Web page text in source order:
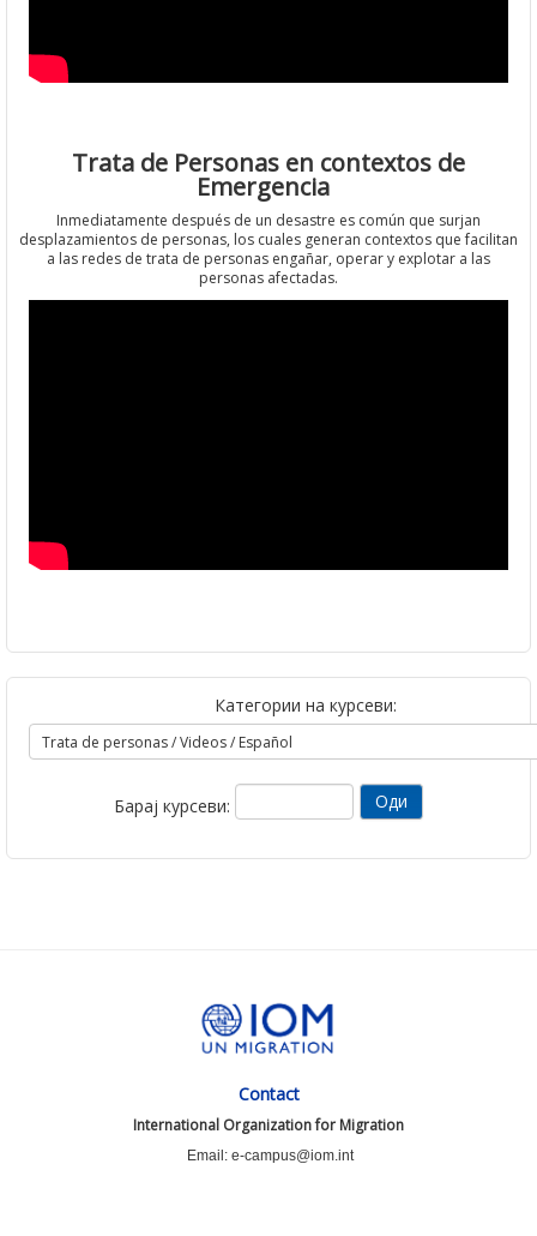
Trata de Personas en contextos de
Emergencia
Inmediatamente después de un desastre es común que surjan
desplazamientos de personas, los cuales generan contextos que facilitan
a las redes de trata de personas engañar, operar y explotar a las
personas afectadas.
Категории на курсеви:
Барај курсеви:
Contact
International Organization for Migration
Email: e-campus@iom.int